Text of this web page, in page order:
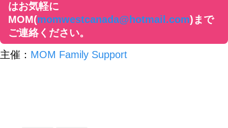
はお気軽に
MOM(momwestcanada@hotmail.com)まで
ご連絡ください。
主催： MOM Family Support